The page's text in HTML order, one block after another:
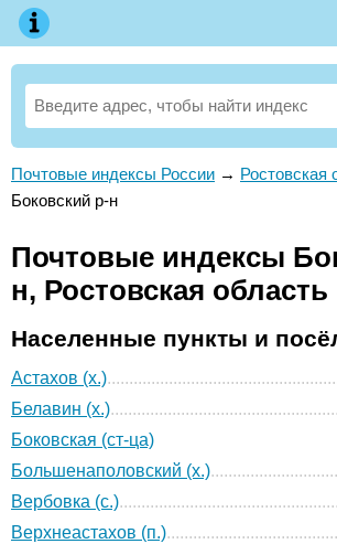
Почтовые индексы России → Ростовская
Боковский р-н
Почтовые индексы
н, Ростовская область
Населенные пункты и
Астахов (х.)
Белавин (х.)
Боковская (ст-ца)
Большенаполовский (х.)
Вербовка (с.)
Верхнеастахов (п.)